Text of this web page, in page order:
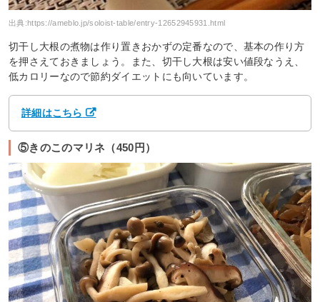
出典:https://ameblo.jp/soloist-table/entry-12652945931.html
切干し大根の煮物は作り置きおかずの定番なので、基本の作り方
を押さえておきましょう。また、切干し大根は安い値段なうえ、
低カロリーなので節約ダイエットにも向いています。
詳細はこちら
⑤きのこのマリネ（450円）